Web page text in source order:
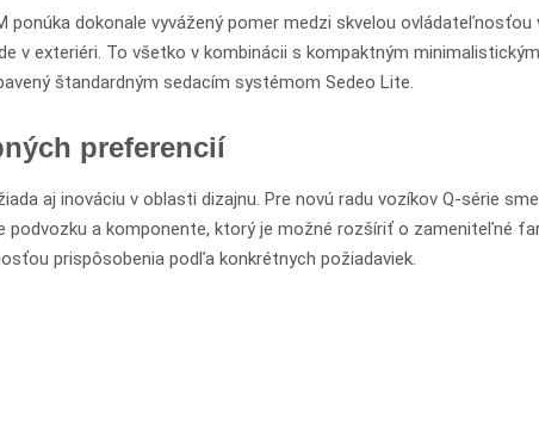
ponúka dokonale vyvážený pomer medzi skvelou
v exteriéri. To všetko v kombinácii s kompaktným
štandardným sedacím systémom Sedeo Lite.
preferencií
aj inováciu v oblasti dizajnu. Pre novú radu vozíkov Q-série
podvozku a komponente, ktorý je možné rozšíriť o zameniteľné
prispôsobenia podľa konkrétnych požiadaviek.